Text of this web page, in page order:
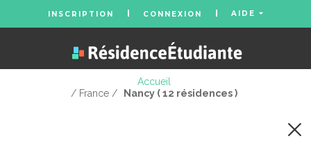
INSCRIPTION CONNEXION AIDE
Accueil
/ France /
Nancy ( 12 résidences )